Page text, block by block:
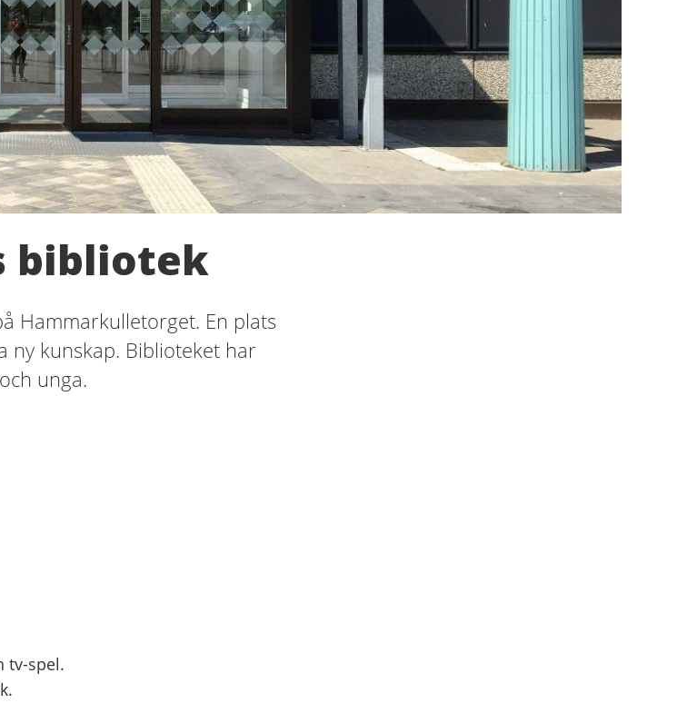
bibliotek
Hammarkulletorget. En plats
ny kunskap. Biblioteket har
unga.
tv-spel.